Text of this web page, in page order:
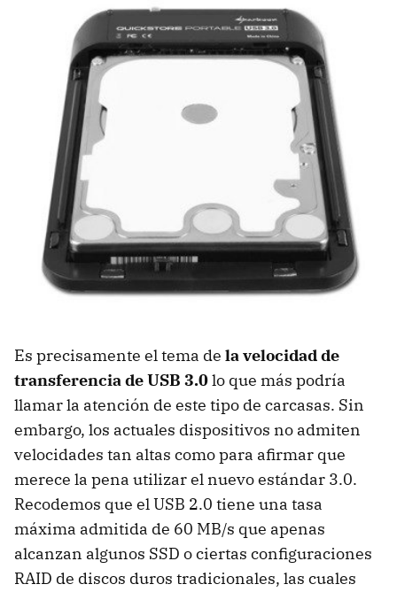
Es precisamente el tema de la velocidad de
transferencia deUSB 3.0lo que más podría
llamar la atención de este tipo de carcasas. Sin
embargo, los actuales dispositivos no admiten
velocidades tan altas como para afirmar que
merece la pena utilizar el nuevo estándar 3.0.
Recodemos que elUSB 2.0 tiene una tasa
máxima admitida de 60 MB/s que apenas
alcanzan algunos SSD o ciertas configuraciones
RAID de discos duros tradicionales, las cuales